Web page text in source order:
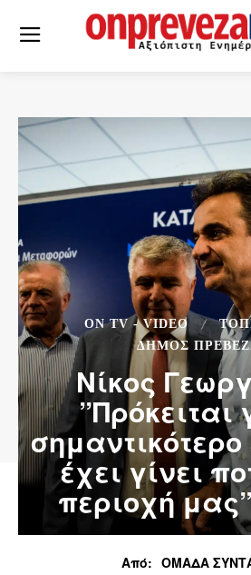
ON TV - VIDEO
ΔΉΜΟΣ
Νίκος
”Πρόκειται
έχει γίνει
περιοχή
Από: ΟΜΑΔΑ